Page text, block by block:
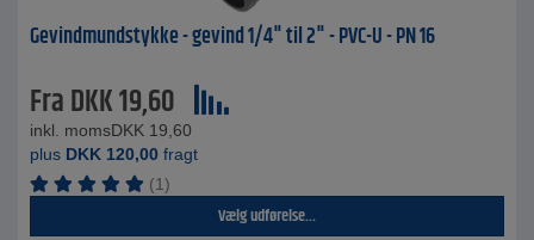
Gevindmundstykke - gevind 1/4" til 2" - PVC-U - PN 16
FraDKK19,60
inkl. momsDKK 19,60
plus DKK 120,00 fragt
(1)
Vælg udførelse...